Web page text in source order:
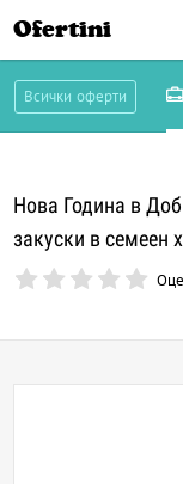
Ofertini
Всички оферти
Нова Година в
закуски в семеен